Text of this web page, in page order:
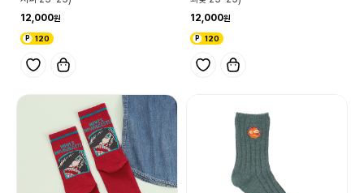
12,000
120
12,000
120